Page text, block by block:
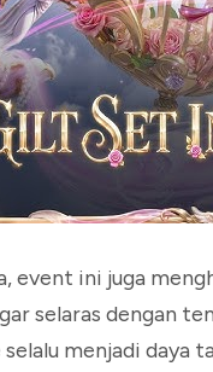
event ini juga
selaras dengan
menjadi daya